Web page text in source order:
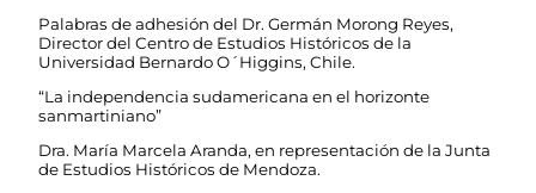
Palabras de adhesión del Dr. Germán Morong Reyes,
Director del Centro de Estudios Históricos de la
Universidad Bernardo O´Higgins, Chile.
“La independencia sudamericana en el horizonte
sanmartiniano”
Dra. María Marcela Aranda, en representación de la Junta
de Estudios Históricos de Mendoza.